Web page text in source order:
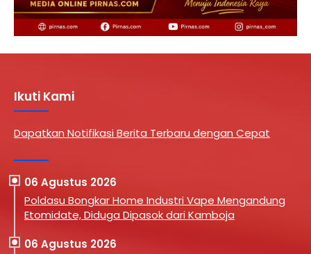
Ikuti Kami
Dapatkan Notifikasi Berita Terbaru dengan Cepat
06 Agustus 2026
Poldasu Bongkar Home Industri Vape Mengandung
Etomidate, Diduga Dipasok dari Kamboja
06 Agustus 2026